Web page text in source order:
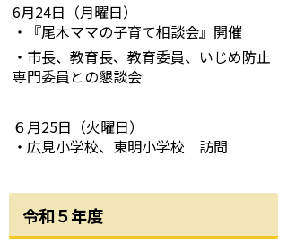
6月24日（月曜日）
・『尾木ママの子育て相談会』開催
・市長、教育長、教育委員、いじめ防止
専門委員との懇談会
６月25日（火曜日）
・広見小学校、東明小学校 訪問
令和５年度